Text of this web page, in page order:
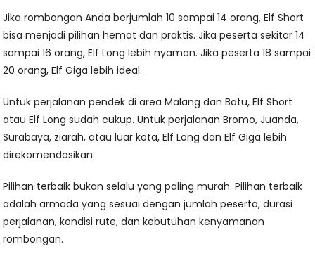
Jika rombongan Anda berjumlah 10 sampai 14 orang, Elf Short
bisa menjadi pilihan hemat dan praktis. Jika peserta sekitar 14
sampai 16 orang, Elf Long lebih nyaman. Jika peserta 18 sampai
20 orang, Elf Giga lebih ideal.
Untuk perjalanan pendek di area Malang dan Batu, Elf Short
atau Elf Long sudah cukup. Untuk perjalanan Bromo, Juanda,
Surabaya, ziarah, atau luar kota, Elf Long dan Elf Giga lebih
direkomendasikan.
Pilihan terbaik bukan selalu yang paling murah. Pilihan terbaik
adalah armada yang sesuai dengan jumlah peserta, durasi
perjalanan, kondisi rute, dan kebutuhan kenyamanan
rombongan.